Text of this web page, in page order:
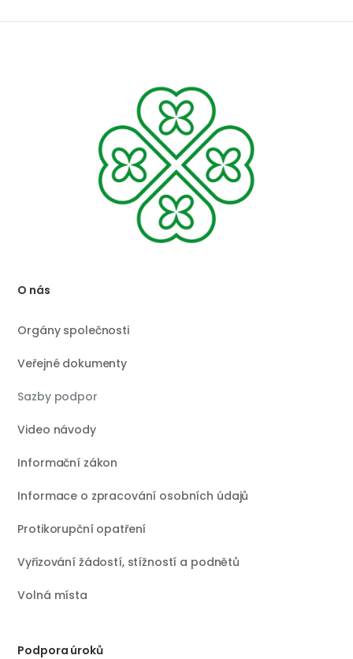
O nás
Orgány společnosti
Veřejné dokumenty
Sazby podpor
Video návody
Informační zákon
Informace o zpracování osobních údajů
Protikorupční opatření
Vyřizování žádostí, stížností a podnětů
Volná místa
Podpora úroků